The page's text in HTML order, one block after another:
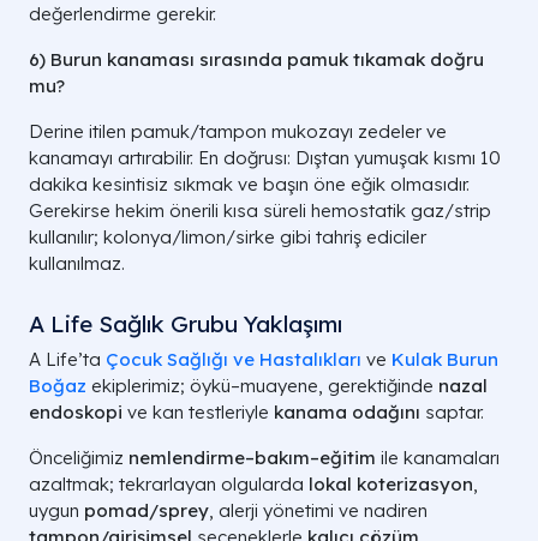
değerlendirme gerekir.
6) Burun kanaması sırasında pamuk tıkamak doğru
mu?
Derine itilen pamuk/tampon mukozayı zedeler ve
kanamayı artırabilir. En doğrusı: Dıştan yumuşak kısmı 10
dakika kesintisiz sıkmak ve başın öne eğik olmasıdır.
Gerekirse hekim önerili kısa süreli hemostatik gaz/strip
kullanılır; kolonya/limon/sirke gibi tahriş ediciler
kullanılmaz.
A Life Sağlık Grubu Yaklaşımı
A Life’ta Çocuk Sağlığı ve Hastalıkları ve Kulak Burun
Boğaz ekiplerimiz; öykü–muayene, gerektiğinde nazal
endoskopi ve kan testleriyle kanama odağını saptar.
Önceliğimiz nemlendirme–bakım–eğitim ile kanamaları
azaltmak; tekrarlayan olgularda lokal koterizasyon,
uygun pomad/sprey, alerji yönetimi ve nadiren